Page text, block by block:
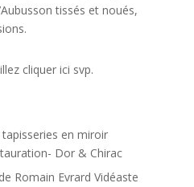
tissés et noués,
en miroir
Dor & Chirac
Romain Evrard Vidéaste